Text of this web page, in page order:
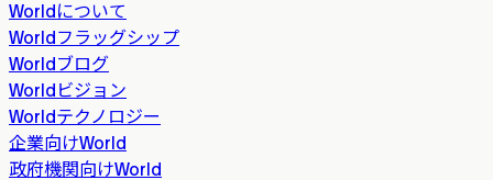
Worldについて
Worldフラッグシップ
Worldブログ
Worldビジョン
Worldテクノロジー
企業向けWorld
政府機関向けWorld